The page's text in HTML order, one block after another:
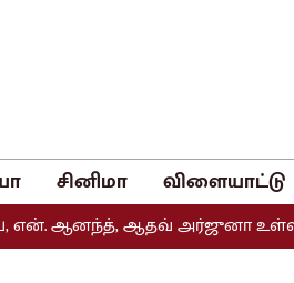
சினிமா விளையாட்டு
ஆதவ் அர்ஜுனா